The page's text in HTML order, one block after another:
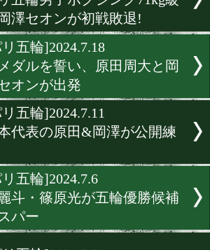
[パリ五輪速報]2024.8.4
原田周大が準々決勝で敗退
[パリ五輪2024]2024.8.1
パリ五輪ボクシング男子
の原田周大が初戦突破
パリ五輪男子ボクシング
の岡澤セオンが初戦敗退!
[パリ五輪]2024.7.18